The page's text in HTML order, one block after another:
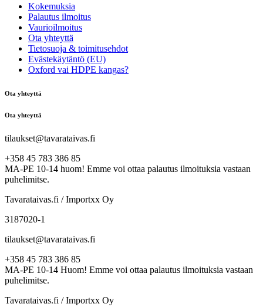
Kokemuksia
Palautus ilmoitus
Vaurioilmoitus
Ota yhteyttä
Tietosuoja & toimitusehdot
Evästekäytäntö (EU)
Oxford vai HDPE kangas?
Ota yhteyttä
Ota yhteyttä
tilaukset@tavarataivas.fi
+358 45 783 386 85
MA-PE 10-14 huom! Emme voi ottaa palautus ilmoituksia vastaan
puhelimitse.
Tavarataivas.fi / Importxx Oy
3187020-1
tilaukset@tavarataivas.fi
+358 45 783 386 85
MA-PE 10-14 Huom! Emme voi ottaa palautus ilmoituksia vastaan
puhelimitse.
Tavarataivas.fi / Importxx Oy